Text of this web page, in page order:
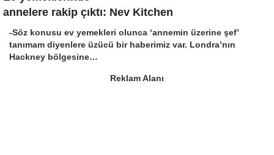
annelere rakip çıktı: Nev Kitchen
-Söz konusu ev yemekleri olunca ‘annemin üzerine şef’
tanımam diyenlere üzücü bir haberimiz var. Londra’nın
Hackney bölgesine…
Reklam Alanı